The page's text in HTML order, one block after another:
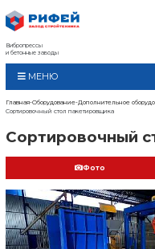
Вибропрессы
и бетонные заводы
МЕНЮ
Главная
Сортировочный стол